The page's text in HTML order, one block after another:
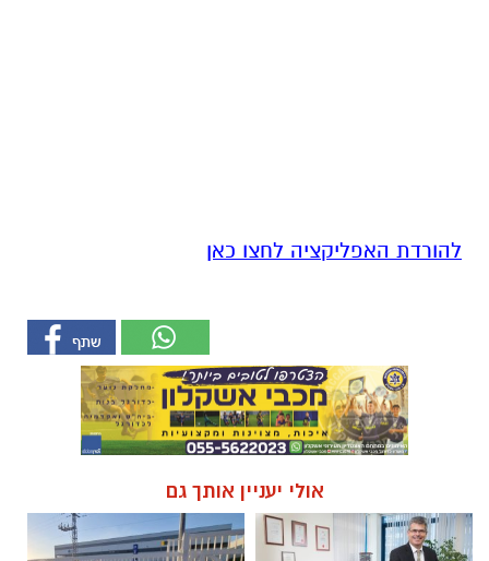
להורדת האפליקציה לחצו כאן
אולי יעניין אותך גם